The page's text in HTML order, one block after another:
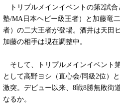
トリプルメインイベントの第2試
塾/MA日本ヘビー級王者）と加藤竜
者）の二大王者が登場。酒井は天田
加藤の相手は現在調整中。
そして、トリプルメインイベント
として高野ヨシ（直心会/同級2位）
激突。デビュー以来、8戦8勝無敗街
なるか。